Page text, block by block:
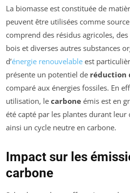
La biomasse est constituée de
peuvent être utilisées comme source
comprend des résidus agricoles,
bois et diverses autres substances
d’énergie renouvelable est
présente un potentiel de réduction
comparé aux énergies fossiles. En
utilisation, le carbone émis est en
été capté par les plantes durant leur
ainsi un cycle neutre en carbone.
Impact sur les
carbone